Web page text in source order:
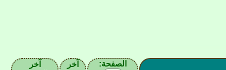
الصفحة:
آخر
آخر